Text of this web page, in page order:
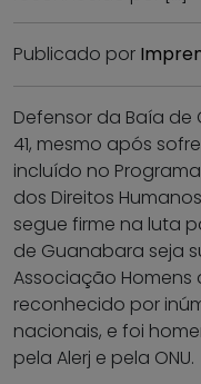
Publicado por
Defensor da Baía de
41, mesmo após
incluído no
dos Direitos
segue firme na luta
de Guanabara seja
Associação Homens
reconhecido por
nacionais, e foi
pela Alerj e pela ONU.